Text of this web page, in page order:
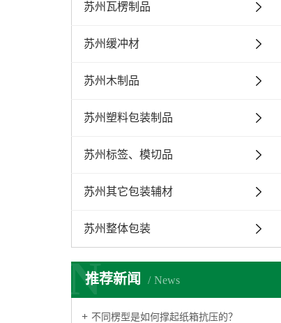
苏州瓦楞制品
苏州缓冲材
苏州木制品
苏州塑料包装制品
苏州标签、模切品
苏州其它包装辅材
苏州整体包装
推荐新闻 News
N
不同楞型是如何撑起纸箱抗压的？